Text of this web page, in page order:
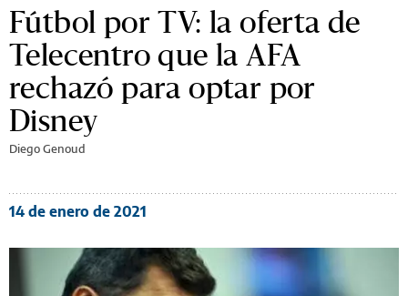
Fútbol por TV: la oferta de
Telecentro que la AFA
rechazó para optar por
Disney
Diego Genoud
14 de enero de 2021